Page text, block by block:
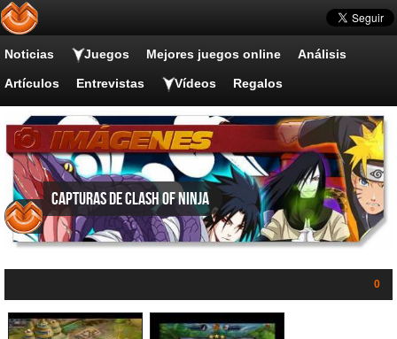
Noticias Juegos Mejores juegos online Análisis
Artículos Entrevistas Vídeos Regalos
Capturas de Clash of Ninja
0